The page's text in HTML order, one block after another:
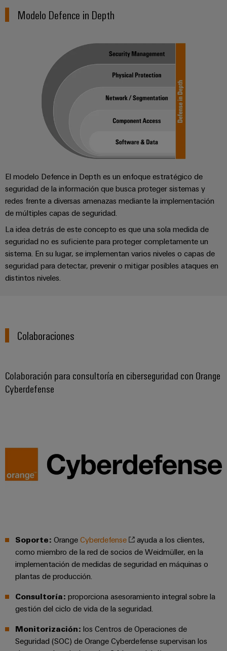
Modelo Defence in Depth
El modelo Defence in Depth es un enfoque estratégico de
seguridad de la información que busca proteger sistemas y
redes frente a diversas amenazas mediante la implementación
de múltiples capas de seguridad.
La idea detrás de este concepto es que una sola medida de
seguridad no es suficiente para proteger completamente un
sistema. En su lugar, se implementan varios niveles o capas de
seguridad para detectar, prevenir o mitigar posibles ataques en
distintos niveles.
Colaboraciones
Colaboración para consultoría en ciberseguridad con Orange
Cyberdefense
Soporte: Orange Cyberdefense
ayuda a los clientes,
como miembro de la red de socios de Weidmüller, en la
implementación de medidas de seguridad en máquinas o
plantas de producción.
Consultoría: proporciona asesoramiento integral sobre la
gestión del ciclo de vida de la seguridad.
Monitorización: los Centros de Operaciones de
Seguridad (SOC) de Orange Cyberdefense supervisan los